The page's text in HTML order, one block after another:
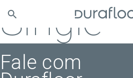
Single
Fale com